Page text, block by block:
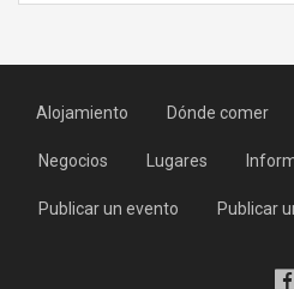
Alojamiento Dónde comer
Negocios Lugares
Publicar un evento Publicar